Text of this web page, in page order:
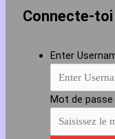
Connecte-
Enter
Mot de passe